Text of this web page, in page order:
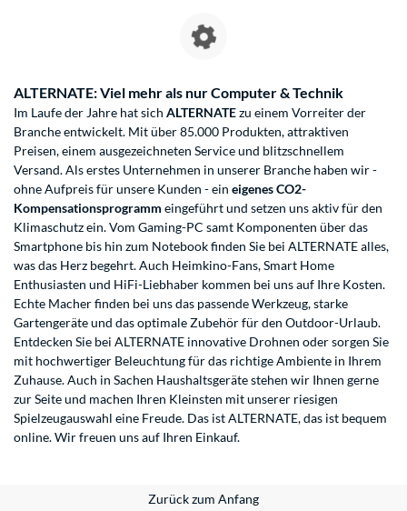
ALTERNATE: Viel mehr als nur Computer & Technik
Im Laufe der Jahre hat sich ALTERNATEzu einem Vorreiter der
Branche entwickelt. Mit über 85.000 Produkten, attraktiven
Preisen, einem ausgezeichneten Service und blitzschnellem
Versand. Als erstes Unternehmen in unserer Branche haben wir -
ohne Aufpreis für unsere Kunden - ein eigenes CO2-
Kompensationsprogramm eingeführt und setzen uns aktiv für den
Klimaschutz ein. Vom Gaming-PC samt Komponenten über das
Smartphone bis hin zum Notebook finden Sie bei ALTERNATE alles,
was das Herz begehrt. Auch Heimkino-Fans, Smart Home
Enthusiasten und HiFi-Liebhaber kommen bei uns auf Ihre Kosten.
Echte Macher finden bei uns das passende Werkzeug, starke
Gartengeräte und das optimale Zubehör für den Outdoor-Urlaub.
Entdecken Sie bei ALTERNATE innovative Drohnen oder sorgen Sie
mit hochwertiger Beleuchtung für das richtige Ambiente in Ihrem
Zuhause. Auch in Sachen Haushaltsgeräte stehen wir Ihnen gerne
zur Seite und machen Ihren Kleinsten mit unserer riesigen
Spielzeugauswahl eine Freude. Das ist ALTERNATE, das ist bequem
online. Wir freuen uns auf Ihren Einkauf.
Zurück zum Anfang